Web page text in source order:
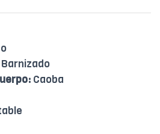
Barnizado
Caoba